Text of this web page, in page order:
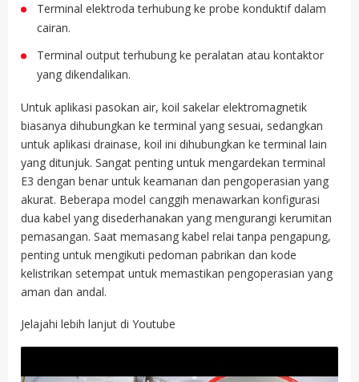
Terminal elektroda terhubung ke probe konduktif dalam
cairan.
Terminal output terhubung ke peralatan atau kontaktor
yang dikendalikan.
Untuk aplikasi pasokan air, koil sakelar elektromagnetik
biasanya dihubungkan ke terminal yang sesuai, sedangkan
untuk aplikasi drainase, koil ini dihubungkan ke terminal lain
yang ditunjuk. Sangat penting untuk mengardekan terminal
E3 dengan benar untuk keamanan dan pengoperasian yang
akurat. Beberapa model canggih menawarkan konfigurasi
dua kabel yang disederhanakan yang mengurangi kerumitan
pemasangan. Saat memasang kabel relai tanpa pengapung,
penting untuk mengikuti pedoman pabrikan dan kode
kelistrikan setempat untuk memastikan pengoperasian yang
aman dan andal.
Jelajahi lebih lanjut di Youtube